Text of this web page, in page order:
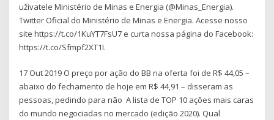
uživatele Ministério de Minas e Energia (@Minas_Energia).
Twitter Oficial do Ministério de Minas e Energia. Acesse nosso
site https://t.co/1KuYT7FsU7 e curta nossa página do Facebook:
https://t.co/Sfmpf2XT1I.
17 Out 2019 O preço por ação do BB na oferta foi de R$ 44,05 –
abaixo do fechamento de hoje em R$ 44,91 – disseram as
pessoas, pedindo para não A lista de TOP 10 ações mais caras
do mundo negociadas no mercado (edição 2020). Qual